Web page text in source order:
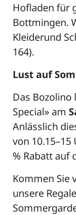
Hofladen für
Bottmingen.
Kleiderund
164).
Lust auf
Das Bozolino
Special» am
Anlässlich
von
% Rabatt auf
Kommen Sie
unsere